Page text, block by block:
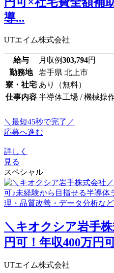
導...
UTエイム株式会社
給与 月収例303,794円
勤務地
岩手県 北上市
寮・社宅 あり（無料）
仕事内容 半導体工場 / 機械操
＼最短45秒で完了／
応募へ進む
詳しく
見る
スペシャル
＼キオクシア岩手
円可！年収400万円
UTエイム株式会社